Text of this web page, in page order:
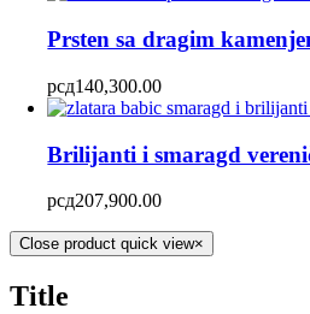
Prsten sa dragim
рсд140,300.00
Brilijanti i smaragd
рсд207,900.00
Close product quick view×
Title